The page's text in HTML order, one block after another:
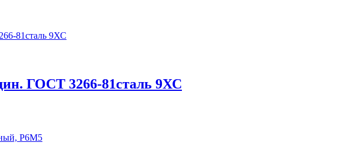
ГОСТ 3266-81сталь 9ХС